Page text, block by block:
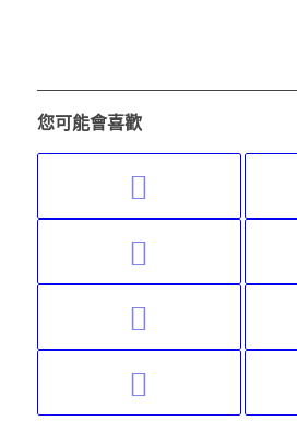
您可能會喜歡